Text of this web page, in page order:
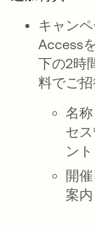
キャン
Access
下の2時
料でご招
名
セ
ン
開
案内